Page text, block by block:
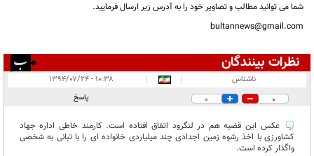
شما می توانید مطالب و تصاویر خود را به آدرس زیر ارسال فرمایید.
bultannews@gmail.com
نظرات بینندگان
در انتظار بررسی:
ناشناس |
|
۱۰:۳۸ - ۱۳۹۴/۰۷/۲۴
0
0 پاسخ
عکس این قضیه هم در لنگرود اتفاق افتاده است. کارمند خاطی اداره جهاد
کشاورزی با اخذ رشوه زمین اجدادی چند میلیاردی خانواده ای را با تبانی به شخصی
واگذار کرده است.